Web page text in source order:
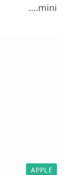
mini.…
APPLE